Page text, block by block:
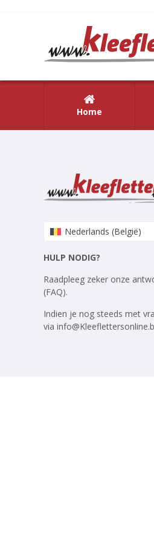
Home
Nederlands (België)
HULP NODIG?
Raadpleeg zeker onze
(FAQ).
Indien je nog steeds met
via